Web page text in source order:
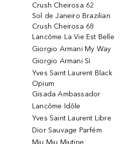
Crush Cheirosa 62
Sol de Janeiro Brazilian
Crush Cheirosa 68
Lancôme La Vie Est Belle
Giorgio Armani My Way
Giorgio Armani Sì
Yves Saint Laurent Black
Opium
Gisada Ambassador
Lancôme Idôle
Yves Saint Laurent Libre
Dior Sauvage Parfém
Miu Miu Miutine